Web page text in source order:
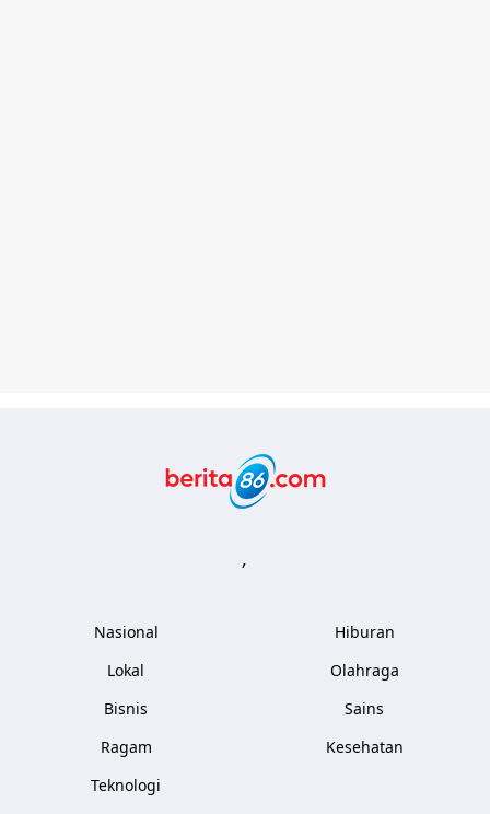
,
Nasional
Lokal
Bisnis
Ragam
Teknologi
Hiburan
Olahraga
Sains
Kesehatan